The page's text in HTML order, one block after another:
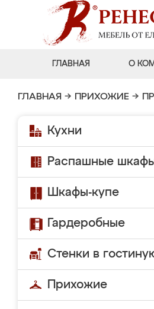
ГЛАВНАЯ О
ГЛАВНАЯ → ПРИХОЖИЕ →
Кухни
Распашные
Шкафы-купе
Гардеробные
Стенки в
Прихожие